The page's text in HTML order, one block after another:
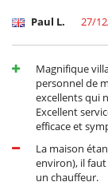
Paul L. 27/
Magnifique
personnel de
excellents qui
Excellent
efficace et
La maison
environ), il
un chauffeur.